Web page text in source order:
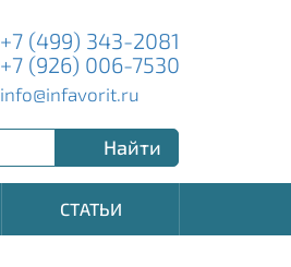
+7 (499) 343-2081
+7 (926) 006-7530
info@infavorit.ru
Найти
СТАТЬИ